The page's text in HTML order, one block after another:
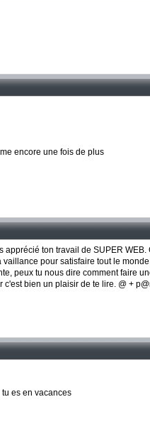
encore une fois de plus
ton travail de SUPER
pour satisfaire tout le
peux tu nous dire comment faire
bien un plaisir de te lire. @ +
es en vacances